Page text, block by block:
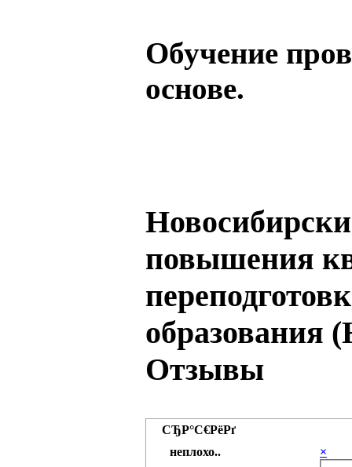
Обучение
основе.
повышения
Отзывы
СЂР°С€РёРґ
неплохо..
×